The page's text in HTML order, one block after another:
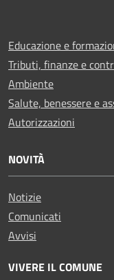
Educazione e
Tributi, finanze e
Ambiente
Salute, benessere e
Autorizzazioni
NOVITÀ
Notizie
Comunicati
Avvisi
VIVERE IL COMUNE